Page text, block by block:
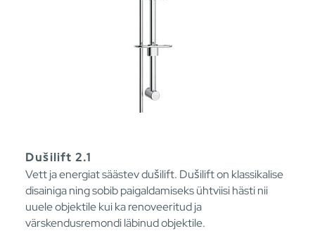
Dušilift 2.1
Vett ja energiat säästev dušilift. Dušilift on klassikalise
disainiga ning sobib paigaldamiseks ühtviisi hästi nii
uuele objektile kui ka renoveeritud ja
värskendusremondi läbinud objektile.